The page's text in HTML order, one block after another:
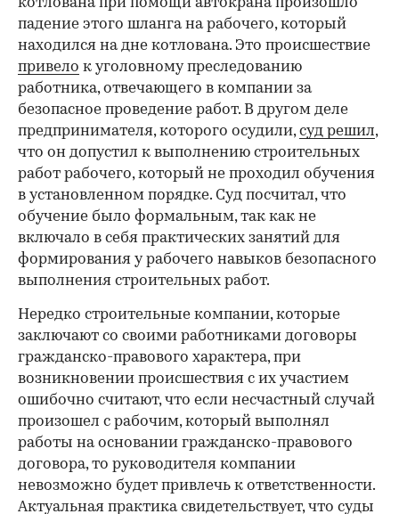
падение этого шланга на рабочего, который
находился на дне котлована. Это происшествие
привело к уголовному преследованию
работника, отвечающего в компании за
безопасное проведение работ. В другом деле
предпринимателя, которого осудили,суд решил,
что он допустил к выполнению строительных
работ рабочего, который не проходил обучения
в установленном порядке. Суд посчитал, что
обучение было формальным, так как не
включало в себя практических занятий для
формирования у рабочего навыков безопасного
выполнения строительных работ.
Нередко строительные компании, которые
заключают со своими работниками договоры
гражданско-правового характера, при
возникновении происшествия с их участием
ошибочно считают, что если несчастный случай
произошел с рабочим, который выполнял
работы на основании гражданско-правового
договора, то руководителя компании
невозможно будет привлечь к ответственности.
Актуальная практика свидетельствует, что суды